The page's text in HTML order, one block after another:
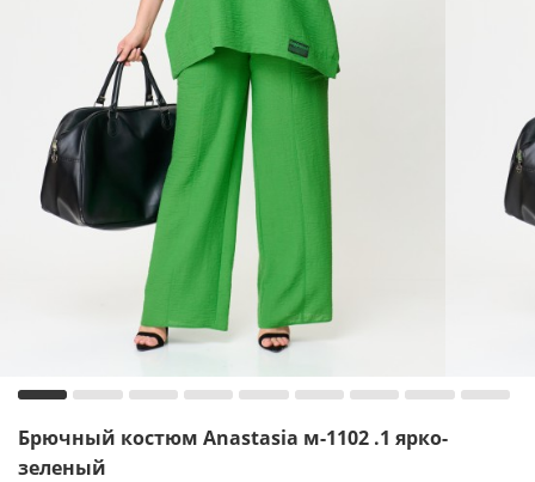
Брючный костюм Anastasia м-1102 .1 ярко-
зеленый